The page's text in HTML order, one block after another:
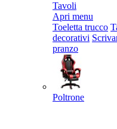
Tavoli
Apri menu
Toeletta trucco
decorativi
pranzo
Poltrone